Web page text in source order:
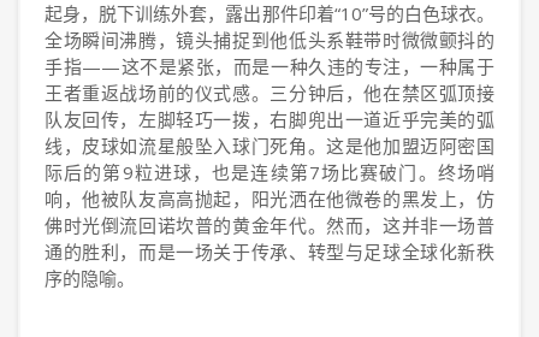
起身，脱下训练外套，露出那件印着“10”号的白色球衣。
全场瞬间沸腾，镜头捕捉到他低头系鞋带时微微颤抖的
手指——这不是紧张，而是一种久违的专注，一种属于
王者重返战场前的仪式感。三分钟后，他在禁区弧顶接
队友回传，左脚轻巧一拨，右脚兜出一道近乎完美的弧
线，皮球如流星般坠入球门死角。这是他加盟迈阿密国
际后的第9粒进球，也是连续第7场比赛破门。终场哨
响，他被队友高高抛起，阳光洒在他微卷的黑发上，仿
佛时光倒流回诺坎普的黄金年代。然而，这并非一场普
通的胜利，而是一场关于传承、转型与足球全球化新秩
序的隐喻。